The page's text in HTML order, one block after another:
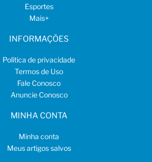
Esportes
Mais+
INFORMAÇÕES
Política de privacidade
Termos de Uso
Fale Conosco
Anuncie Conosco
MINHA CONTA
Minha conta
Meus artigos salvos